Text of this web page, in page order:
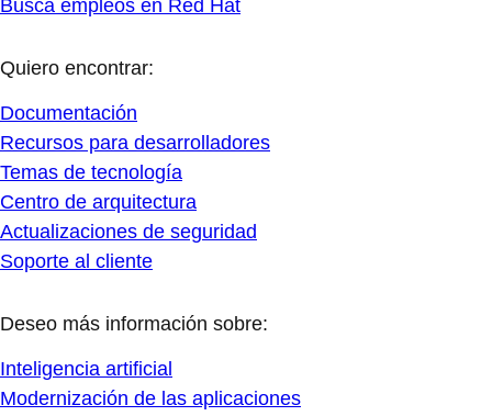
Busca empleos en Red Hat
Quiero encontrar:
Documentación
Recursos para desarrolladores
Temas de tecnología
Centro de arquitectura
Actualizaciones de seguridad
Soporte al cliente
Deseo más información sobre:
Inteligencia artificial
Modernización de las aplicaciones